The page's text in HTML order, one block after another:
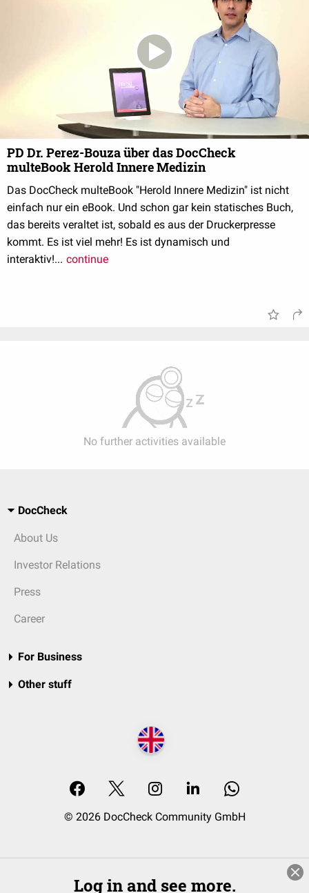
PD Dr. Perez-Bouza über das DocCheck
multeBook Herold Innere Medizin
Das DocCheck multeBook "Herold Innere Medizin" ist nicht
einfach nur ein eBook. Und schon gar kein statisches Buch,
das bereits veraltet ist, sobald es aus der Druckerpresse
kommt. Es ist viel mehr! Es ist dynamisch und
interaktiv!... continue
No further activities available
DocCheck
About Us
Investor Relations
Press
Career
For Business
Other stuff
© 2026 DocCheck Community GmbH
Log in and see more.